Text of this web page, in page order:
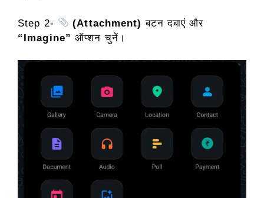
Step 2- (Attachment) बटन दबाएं और
“Imagine” ऑप्शन चुनें।